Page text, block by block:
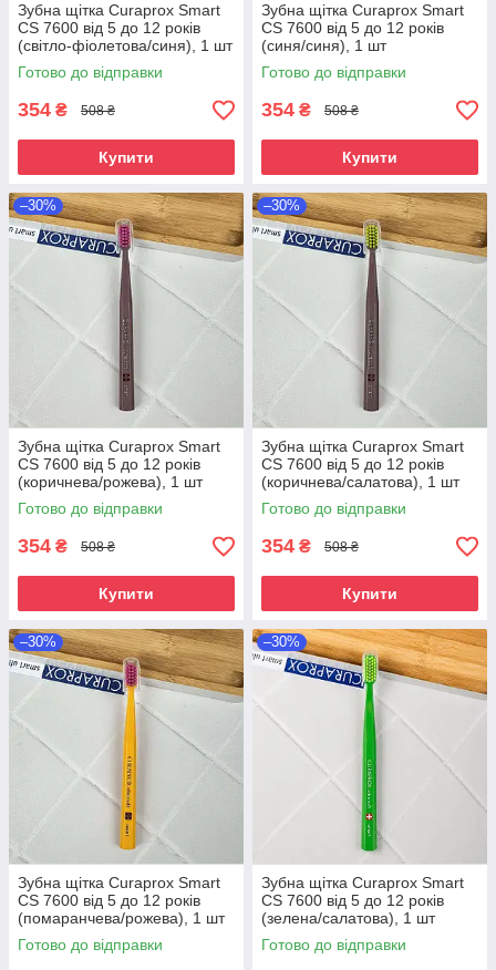
Зубна щітка Curaprox Smart
CS 7600 від 5 до 12 років
(світло-фіолетова/синя), 1 шт
Готово до відправки
354 ₴ 508 ₴
Купити
Зубна щітка Curaprox Smart
CS 7600 від 5 до 12 років
(синя/синя), 1 шт
Готово до відправки
354 ₴ 508 ₴
Купити
–30%
Зубна щітка Curaprox Smart
CS 7600 від 5 до 12 років
(коричнева/рожева), 1 шт
Готово до відправки
354 ₴ 508 ₴
Купити
–30%
Зубна щітка Curaprox Smart
CS 7600 від 5 до 12 років
(коричнева/салатова), 1 шт
Готово до відправки
354 ₴ 508 ₴
Купити
–30%
Зубна щітка Curaprox Smart
CS 7600 від 5 до 12 років
(помаранчева/рожева), 1 шт
Готово до відправки
–30%
Зубна щітка Curaprox Smart
CS 7600 від 5 до 12 років
(зелена/салатова), 1 шт
Готово до відправки